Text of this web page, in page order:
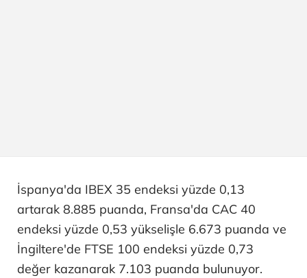
İspanya'da IBEX 35 endeksi yüzde 0,13
artarak 8.885 puanda, Fransa'da CAC 40
endeksi yüzde 0,53 yükselişle 6.673 puanda ve
İngiltere'de FTSE 100 endeksi yüzde 0,73
değer kazanarak 7.103 puanda bulunuyor.